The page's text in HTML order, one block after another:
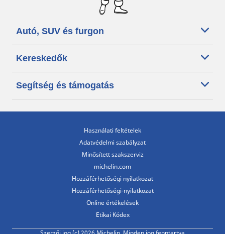
Autó, SUV és furgon
Kereskedők
Segítség és támogatás
Használati feltételek
Adatvédelmi szabályzat
Minősített szakszerviz
michelin.com
Hozzáférhetőségi nyilatkozat
Hozzáférhetőségi-nyilatkozat
Online értékelések
Etikai Kódex